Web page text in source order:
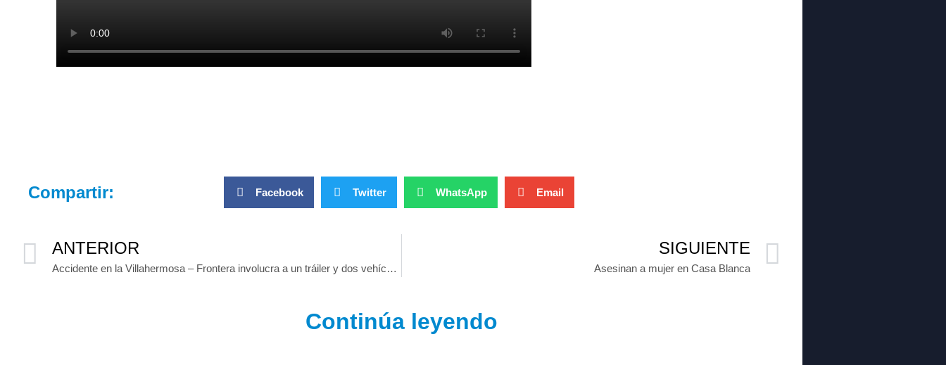
Compartir: Facebook Twitter WhatsApp Email
ANTERIOR
Accidente en la Villahermosa – Frontera involucra a un tráiler y dos vehículos
SIGUIENTE
Asesinan a mujer en Casa Blanca
Continúa leyendo